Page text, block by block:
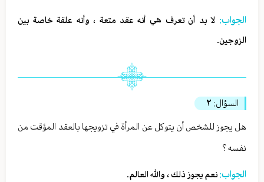
الجواب: لا بد أن تعرف هي أنه عقد متعة ، وأنه علقة خاصة بين
الزوجين.
السؤال: ٢
هل يجوز للشخص أن يتوكل عن المرأة في تزويجها بالعقد المؤقت من
نفسه ؟
الجواب: نعم يجوز ذلك ، والله العالم.